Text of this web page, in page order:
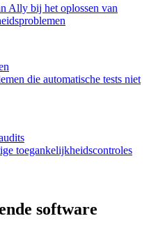
Ally bij het oplossen van
die automatische tests niet
toegankelijkheidscontroles
software